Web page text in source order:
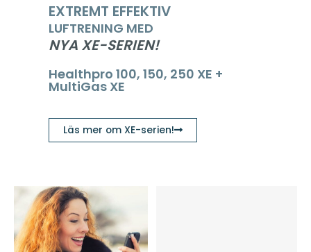
EXTREMT EFFEKTIV
LUFTRENING MED
NYA XE-SERIEN!
Healthpro 100, 150, 250 XE +
MultiGas XE
Läs mer om XE-serien!